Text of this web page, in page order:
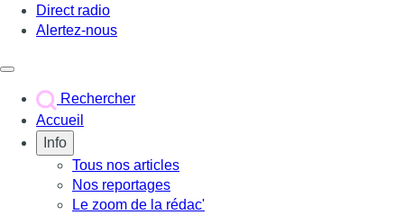
Direct radio
Alertez-nous
Rechercher
Accueil
Info
Tous nos articles
Nos reportages
Le zoom de la rédac'